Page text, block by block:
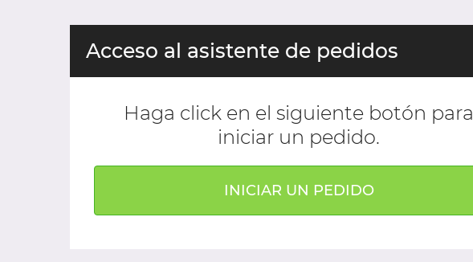
Acceso al asistente de pedidos
Haga click en el siguiente botón para
iniciar un pedido.
INICIAR UN PEDIDO